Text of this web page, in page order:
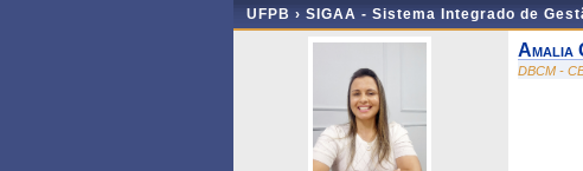
UFPB › SIGAA - Sistema Integrado de
Amalia
DBCM -